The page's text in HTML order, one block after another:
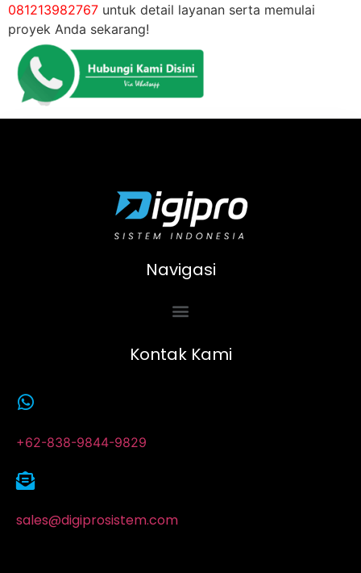
081213982767 untuk detail layanan serta memulai
proyek Anda sekarang!
Navigasi
Kontak Kami
+62-838-9844-9829
sales@digiprosistem.com